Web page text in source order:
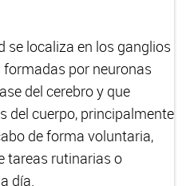
se localiza en los ganglios
por neuronas
del cerebro y que
del cuerpo, principalmente
de forma voluntaria,
tareas rutinarias o
día.